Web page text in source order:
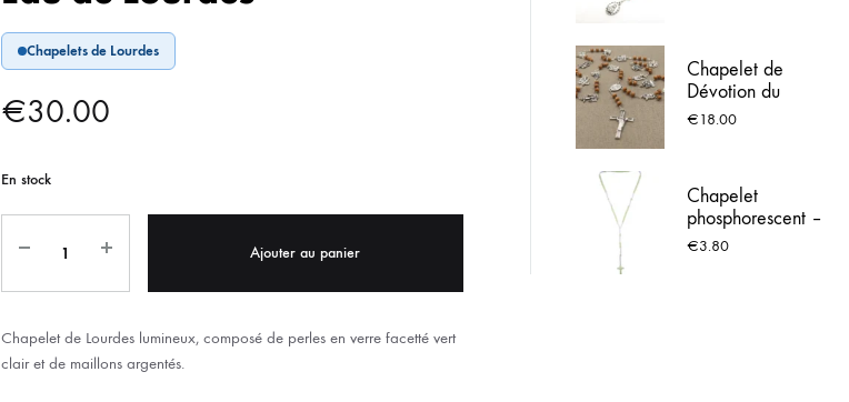
JONCS
Chapelets de Lourdes
€30.00
En stock
Ajouter au panier
Chapelet de Lourdes lumineux, composé de perles en verre facetté vert
clair et de maillons argentés.
Chapelet de
Dévotion du
Chemin de Croix -
Stations
€18.00
Chapelet
phosphorescent –
Croix Lourdes
€3.80